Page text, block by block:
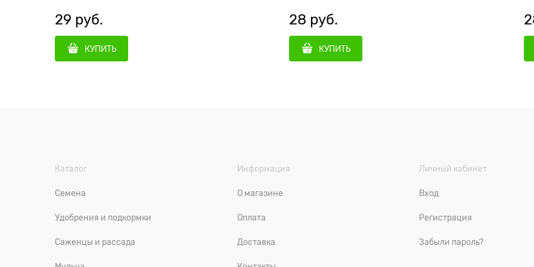
29 руб.
КУПИТЬ
28 руб.
КУПИТЬ
Каталог
Семена
Удобрения и подкормки
Саженцы и рассада
Информация
О магазине
Оплата
Доставка
Личный кабинет
Вход
Регистрация
Забыли пароль?